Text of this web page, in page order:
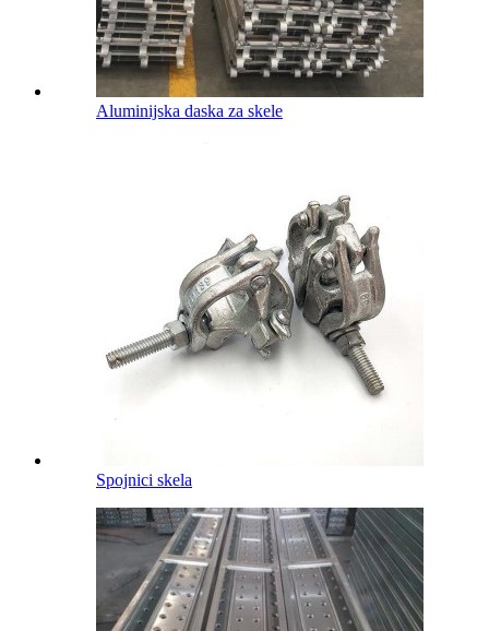
Aluminijska daska za skele
Spojnici skela